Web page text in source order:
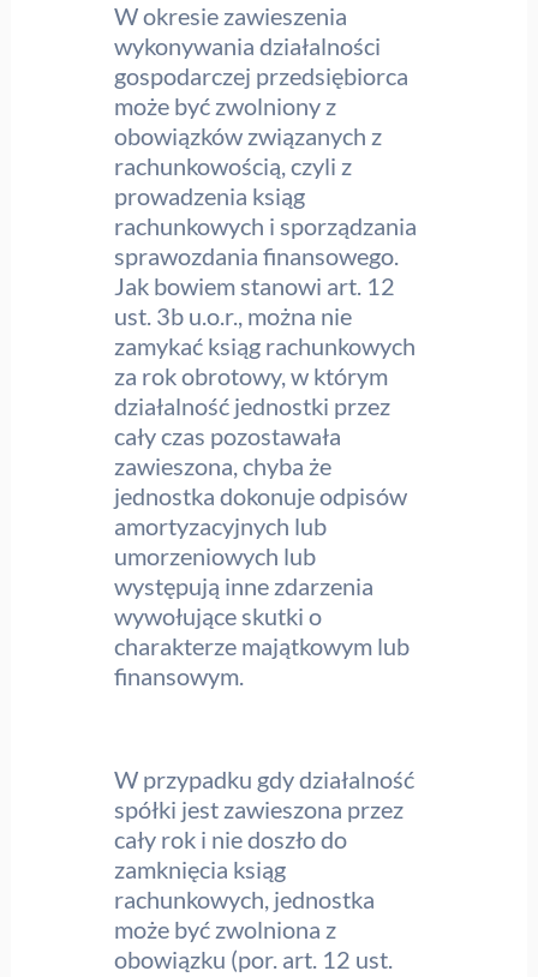
W okresie zawieszenia
wykonywania działalności
gospodarczej przedsiębiorca
może być zwolniony z
obowiązków związanych z
rachunkowością, czyli z
prowadzenia ksiąg
rachunkowych i sporządzania
sprawozdania finansowego.
Jak bowiem stanowi art. 12
ust. 3b u.o.r., można nie
zamykać ksiąg rachunkowych
za rok obrotowy, w którym
działalność jednostki przez
cały czas pozostawała
zawieszona, chyba że
jednostka dokonuje odpisów
amortyzacyjnych lub
umorzeniowych lub
występują inne zdarzenia
wywołujące skutki o
charakterze majątkowym lub
finansowym.
W przypadku gdy działalność
spółki jest zawieszona przez
cały rok i nie doszło do
zamknięcia ksiąg
rachunkowych, jednostka
może być zwolniona z
obowiązku (por. art. 12 ust.